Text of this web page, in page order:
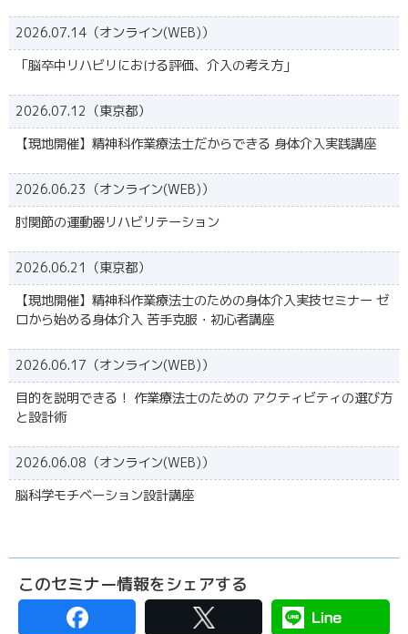
2026.07.14（オンライン(WEB)）
「脳卒中リハビリにおける評価、介入の考え方」
2026.07.12（東京都）
【現地開催】精神科作業療法士だからできる 身体介入実践講座
2026.06.23（オンライン(WEB)）
肘関節の運動器リハビリテーション
2026.06.21（東京都）
【現地開催】精神科作業療法士のための身体介入実技セミナー ゼ
ロから始める身体介入 苦手克服・初心者講座
2026.06.17（オンライン(WEB)）
目的を説明できる！ 作業療法士のための アクティビティの選び方
と設計術
2026.06.08（オンライン(WEB)）
脳科学モチベーション設計講座
このセミナー情報をシェアする